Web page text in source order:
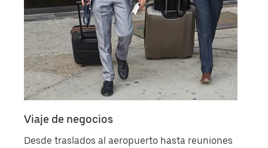
Viaje de negocios
Desde traslados al aeropuerto hasta reuniones